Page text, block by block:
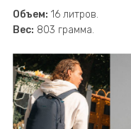
Объем: 16 литров.
Вес: 803 грамма.